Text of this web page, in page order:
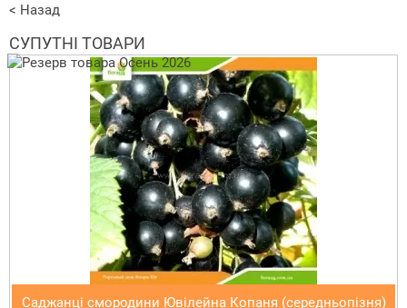
< Назад
СУПУТНІ ТОВАРИ
Саджанці смородини Ювілейна Копаня (середньопізня)